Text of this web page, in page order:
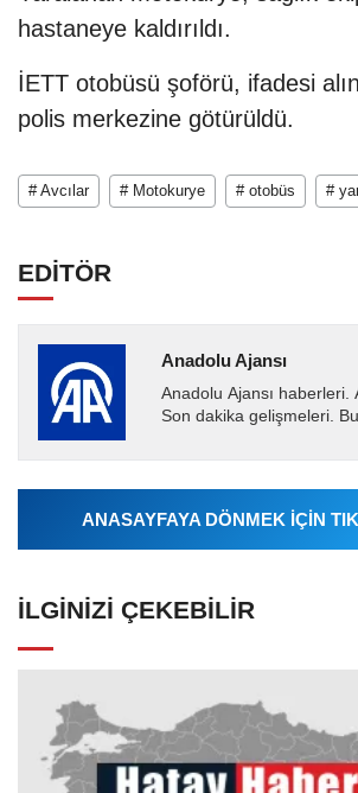
hastaneye kaldırıldı.
İETT otobüsü şoförü, ifadesi
polis merkezine götürüldü.
# Avcılar # Motokurye # otobüs #
EDİTÖR
Anadolu Ajansı
Anadolu Ajansı haberleri.
Son dakika gelişmeleri.
Ajansı tarafından...
ANASAYFAYA DÖNMEK İÇİN
İLGINIZI ÇEKEBILIR